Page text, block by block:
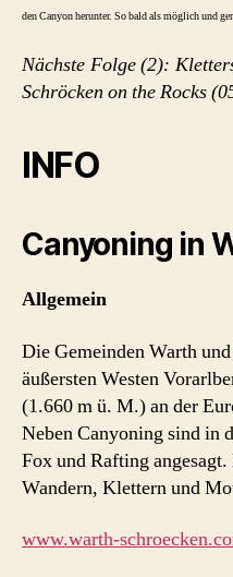
den Canyon herunter. So bald als möglich und
Nächste Folge (2):
Schröcken on the Rocks
INFO
Canyoning in
Allgemein
Die Gemeinden Warth
äußersten Westen
(1.660 m ü. M.) an der
Neben Canyoning sind in
Fox und Rafting
Wandern, Klettern und
www.warth-